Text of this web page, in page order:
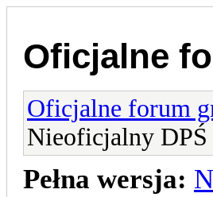
Oficjalne
Oficjalne forum
Nieoficjalny DPŚ
Pełna wersja: